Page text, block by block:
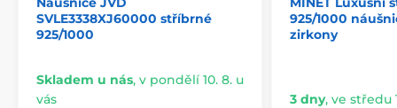
SVLE3338XJ60000 stříbrné
925/1000
Skladem u nás, v pondělí 10. 8. u
vás
925/1000
zirkony
3 dny, ve středu